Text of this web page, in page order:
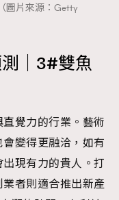
圖片來源：Getty
｜3#雙魚
覺力的行業。藝術
變得更融洽，如有
現有力的貴人。打
者則適合推出新產